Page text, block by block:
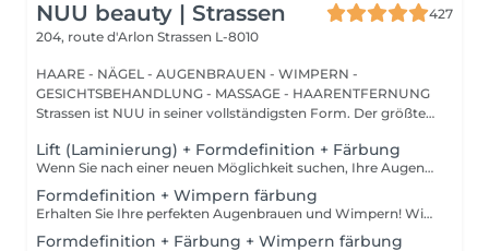
NUU beauty | Strassen
427
204, route d'Arlon Strassen L-8010
HAARE - NÄGEL - AUGENBRAUEN - WIMPERN -
GESICHTSBEHANDLUNG - MASSAGE - HAARENTFERNUNG
Strassen ist NUU in seiner vollständigsten Form. Der größte
Lift (Laminierung) + Formdefinition + Färbung
Wenn Sie nach einer neuen Möglichkeit suchen, Ihre Augenbrauen zu verbessern, brauchen Sie nicht weiter zu suchen als die Augenbrauenlifting-Behandlung! Während des Prozesses bedeckt die Spezialistin die Haare mit speziellen Zusammensetzungen für langanhaltendes Styling und Fixierung. Die Augenbrauenlaminierung geht mit einer Färbung einher. Das Ergebnis sind helle, ordentliche und gepflegte Augenbrauen, und die gewünschte Form bleibt lange Zeit unverändert. Wie wird das Augenbrauenlifting durchgeführt? - Beratung (um die perfekte Form und Farbe zu besprechen) - Vorbereitung (Augenbrauen werden gewaschen und markiert) - Augenbrauenstyling wird aufgetragen - Augenbrauenfixierung wird aufgetragen - zupfen (Überschüssige Haare werden mit einer Pinzette entfernt) - färben (Farbe oder Henna wird aufgetragen) - Produkte werden von den Augenbrauen entfernt - Antiseptikum und Creme werden aufgetragen - Augenbrauen werden in die gewünschte Position gebürstet Altersbeschränkungen: empfohlenes Mindestalter ab 16 Jahren. Empfehlungen nach dem Eingriff: die Augenbrauen 24 Stunden lang nicht waschen, keine Sauna besuchen und kein Make-up auftragen. Frequenz: einmal in 6-8 Wochen.
Formdefinition + Wimpern färbung
Erhalten Sie Ihre perfekten Augenbrauen und Wimpern! Wie wird die Form Definierung + Wimpern färben durchgeführt? - Beratung (um die perfekte Form und Farbe zu besprechen) - Vorbereitung (Augenbrauen werden gewaschen und markiert) - wachsen (Überschüssige Haare werden mit Wachs entfernt) - zupfen (Überschüssige Haare werden mit einer Pinzette entfernt) - Antiseptikum und Creme werden aufgetragen - Wimpern werden gewaschen - Augencreme wird aufgetragen - Klebeband und die Patches werden aufgetragen - färben - Klebeband und die Patches werden entfernt Altersbeschränkungen: empfohlenes Mindestalter ab 12 Jahren. Empfehlungen nach dem Eingriff: in den ersten 4 Stunden nach dem Eingriff keine Makeup-Produkte auf die Haut in der Nähe der Augenbrauen auftragen. Die Wimpern 24 Stunden nach dem Eingriff nicht nass machen. Frequenz: einmal in 3-4 Wochen.
Formdefinition + Färbung + Wimpern färbung